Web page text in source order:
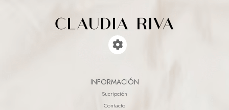
INFORMACIÓN
Sucripción
Contacto